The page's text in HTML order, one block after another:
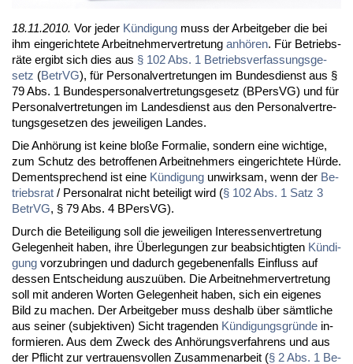
18.11.2010. Vor je­der Kün­di­gung muss der Ar­beit­ge­ber die bei
ihm ein­ge­rich­te­te Ar­beit­neh­mer­ver­tre­tung an­hö­ren. Für Be­triebs­
rä­te er­gibt sich dies aus § 102 Abs. 1 Be­triebs­ver­fas­sungs­ge­
setz (Be­trVG), für Per­so­nal­ver­tre­tun­gen im Bun­des­dienst aus §
79 Abs. 1 Bun­des­per­so­nal­ver­tre­tungs­ge­setz (BPers­VG) und für
Per­so­nal­ver­tre­tun­gen im Lan­des­dienst aus den Per­so­nal­ver­tre­
tungs­ge­set­zen des je­wei­li­gen Lan­des.
Die An­hö­rung ist kei­ne blo­ße For­ma­lie, son­dern ei­ne wich­ti­ge,
zum Schutz des be­trof­fe­nen Ar­beit­neh­mers ein­ge­rich­te­te Hür­de.
Dem­ent­spre­chend ist ei­ne Kün­di­gung un­wirk­sam, wenn der Be­
triebs­rat / Per­so­nal­rat nicht be­tei­ligt wird (§ 102 Abs. 1 Satz 3
Be­trVG, § 79 Abs. 4 BPers­VG).
Durch die Be­tei­li­gung soll die je­wei­li­gen In­ter­es­sen­ver­tre­tung
Ge­le­gen­heit ha­ben, ih­re Über­le­gun­gen zur be­ab­sich­tig­ten Kün­di­
gung vor­zu­brin­gen und da­durch ge­ge­be­nen­falls Ein­fluss auf
des­sen Ent­schei­dung aus­zu­üben. Die Ar­beit­neh­mer­ver­tre­tung
soll mit an­de­ren Wor­ten Ge­le­gen­heit ha­ben, sich ein ei­ge­nes
Bild zu ma­chen. Der Ar­beit­ge­ber muss des­halb über sämt­li­che
aus sei­ner (sub­jek­ti­ven) Sicht tra­gen­den Kün­di­gungs­grün­de in­
for­mie­ren. Aus dem Zweck des An­hö­rungs­ver­fah­rens und aus
der Pflicht zur ver­trau­ens­vol­len Zu­sam­men­ar­beit (§ 2 Abs. 1 Be­